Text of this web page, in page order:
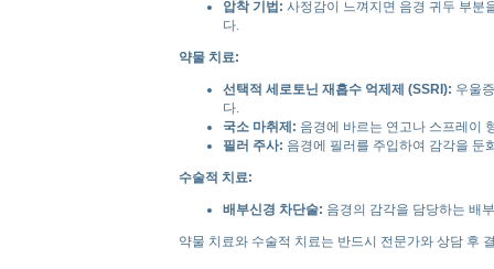
압착 기법: 사정감이 느껴지면 음경 귀두 부분
다.
약물 치료:
선택적 세로토닌 재흡수 억제제 (SSRI): 우울
다.
국소 마취제: 음경에 바르는 연고나 스프레이
필러 주사: 음경에 필러를 주입하여 감각을 둔
수술적 치료:
배부신경 차단술: 음경의 감각을 담당하는 배
약물 치료와 수술적 치료는 반드시 전문가와 상담 후